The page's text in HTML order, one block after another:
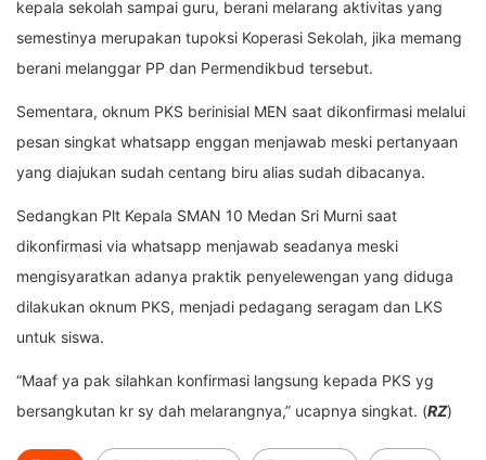
kepala sekolah sampai guru, berani melarang aktivitas yang
semestinya merupakan tupoksi Koperasi Sekolah, jika memang
berani melanggar PP dan Permendikbud tersebut.
Sementara, oknum PKS berinisial MEN saat dikonfirmasi melalui
pesan singkat whatsapp enggan menjawab meski pertanyaan
yang diajukan sudah centang biru alias sudah dibacanya.
Sedangkan Plt Kepala SMAN 10 Medan Sri Murni saat
dikonfirmasi via whatsapp menjawab seadanya meski
mengisyaratkan adanya praktik penyelewengan yang diduga
dilakukan oknum PKS, menjadi pedagang seragam dan LKS
untuk siswa.
“Maaf ya pak silahkan konfirmasi langsung kepada PKS yg
bersangkutan kr sy dah melarangnya,” ucapnya singkat. (RZ)